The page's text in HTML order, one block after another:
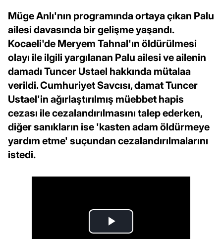
Müge Anlı'nın programında ortaya çıkan Palu
ailesi davasında bir gelişme yaşandı.
Kocaeli'de Meryem Tahnal'ın öldürülmesi
olayı ile ilgili yargılanan Palu ailesi ve ailenin
damadı Tuncer Ustael hakkında mütalaa
verildi. Cumhuriyet Savcısı, damat Tuncer
Ustael'in ağırlaştırılmış müebbet hapis
cezası ile cezalandırılmasını talep ederken,
diğer sanıkların ise 'kasten adam öldürmeye
yardım etme' suçundan cezalandırılmalarını
istedi.